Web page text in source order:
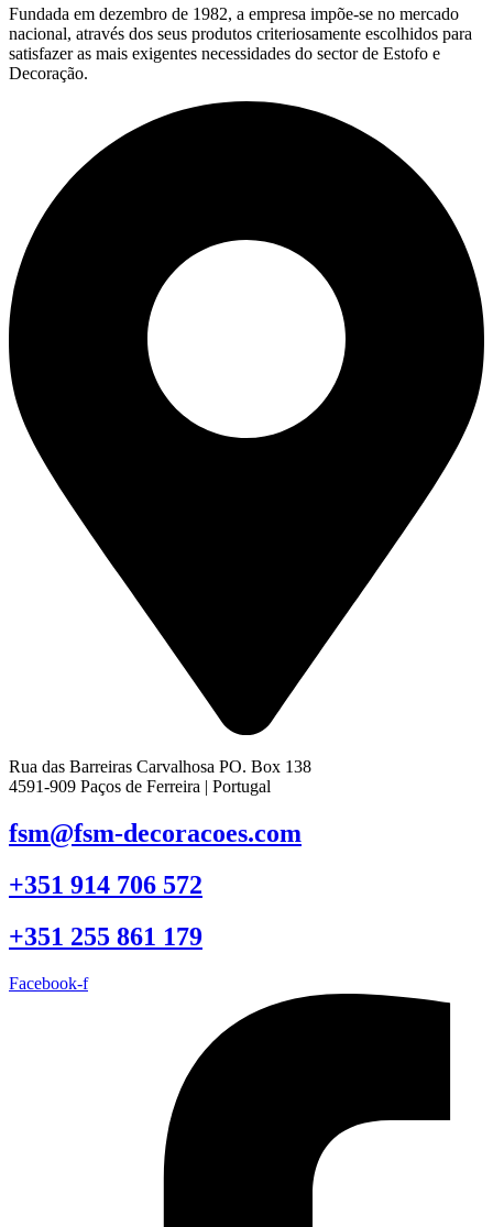
Fundada em dezembro de 1982, a empresa impõe-se no mercado
nacional, através dos seus produtos criteriosamente escolhidos para
satisfazer as mais exigentes necessidades do sector de Estofo e
Decoração.
Rua das Barreiras Carvalhosa PO. Box 138
4591-909 Paços de Ferreira | Portugal
fsm@fsm-decoracoes.com
+351 914 706 572
+351 255 861 179
Facebook-f